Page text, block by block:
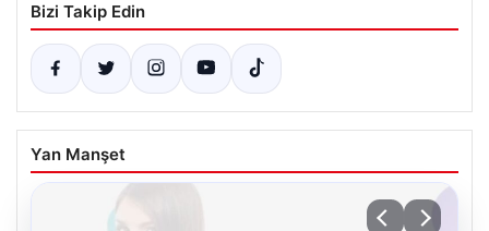
Bizi Takip Edin
Yan Manşet